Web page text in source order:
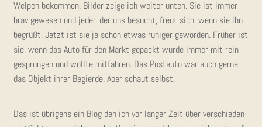
Wel­pen bekom­men. Bil­der zei­ge ich wei­ter unten. Sie ist immer
brav gewe­sen und jeder, der uns besucht, freut sich, wenn sie ihn
begrüßt. Jetzt ist sie ja schon etwas ruhi­ger gewor­den. Frü­her ist
sie, wenn das Auto für den Markt gepackt wur­de immer mit rein
gesprun­gen und woll­te mit­fah­ren. Das Post­au­to war auch ger­ne
das Objekt ihrer Begier­de. Aber schaut selbst.
Das ist übri­gens ein Blog den ich vor lan­ger Zeit über ver­schie­den­